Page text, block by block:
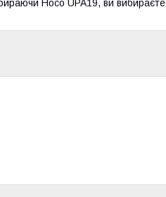
Hoco UPA19, ви вибираєте